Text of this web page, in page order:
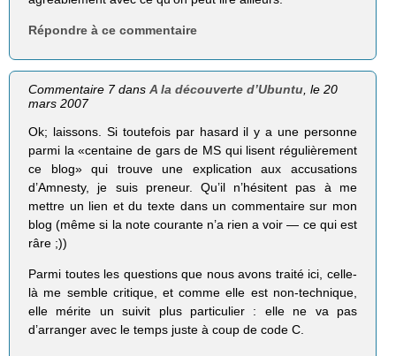
Répondre à ce commentaire
Commentaire 7 dansA la découverte d’Ubuntu, le 20
mars 2007
Ok; laissons. Si toutefois par hasard il y a une personne
parmi la «centaine de gars de MS qui lisent régulièrement
ce blog» qui trouve une explication aux accusations
d’Amnesty, je suis preneur. Qu’il n’hésitent pas à me
mettre un lien et du texte dans un commentaire sur mon
blog (même si la note courante n’a rien a voir — ce qui est
râre ;))
Parmi toutes les questions que nous avons traité ici, celle-
là me semble critique, et comme elle est non-technique,
elle mérite un suivit plus particulier : elle ne va pas
d’arranger avec le temps juste à coup de code C.